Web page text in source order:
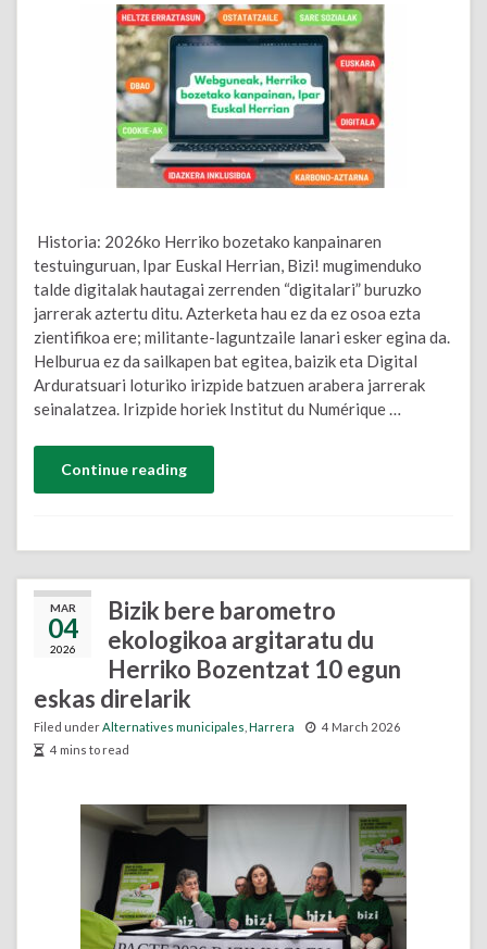
Historia: 2026ko Herriko bozetako kanpainaren
testuinguruan, Ipar Euskal Herrian, Bizi! mugimenduko
talde digitalak hautagai zerrenden “digitalari” buruzko
jarrerak aztertu ditu. Azterketa hau ez da ez osoa ezta
zientifikoa ere; militante-laguntzaile lanari esker egina da.
Helburua ez da sailkapen bat egitea, baizik eta Digital
Arduratsuari loturiko irizpide batzuen arabera jarrerak
seinalatzea. Irizpide horiek Institut du Numérique …
Continue reading
MAR
04
2026
Bizik bere barometro
ekologikoa argitaratu du
Herriko Bozentzat 10 egun
eskas direlarik
Filed under Alternatives municipales Harrera
4 March 2026
4 mins to read